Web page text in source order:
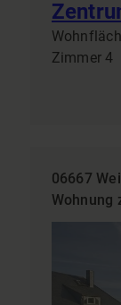
Zimmer 4
06667
Wohnung